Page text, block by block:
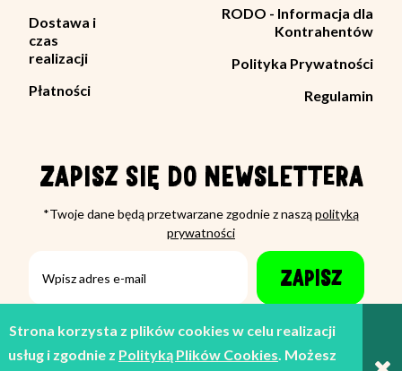
Strona korzysta z plików cookies w celu realizacji
usług i zgodnie z Polityką Plików Cookies. Możesz
Dostawa i
czas
realizacji
Płatności
RODO - Informacja dla
Kontrahentów
Polityka Prywatności
Regulamin
ZAPISZ SIĘ DO NEWSLETTERA
*Twoje dane będą przetwarzane zgodnie z nasząpolityką
prywatności
ZAPISZ